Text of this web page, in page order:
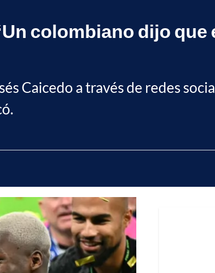
colombiano dijo que
Caicedo a través de redes